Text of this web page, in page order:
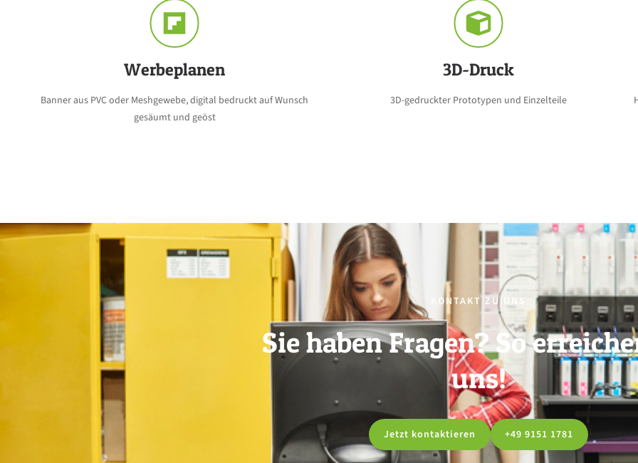
Werbeplanen
Banner aus PVC oder Meshgewebe, digital bedruckt auf Wunsch
gesäumt und geöst
3D-Druck
3D-gedruckter Prototypen und Einzelteile
KONTAKT ZU UNS
Sie haben Fragen? So
uns!
Jetzt kontaktieren +49 9151 1781